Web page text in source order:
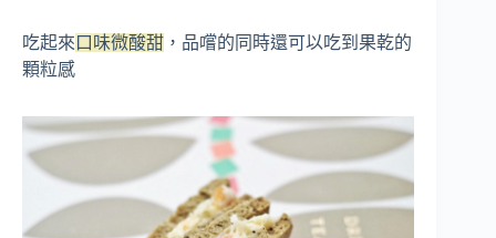
吃起來 口味微酸甜 ，品嚐的同時還可以吃到果乾的
顆粒感